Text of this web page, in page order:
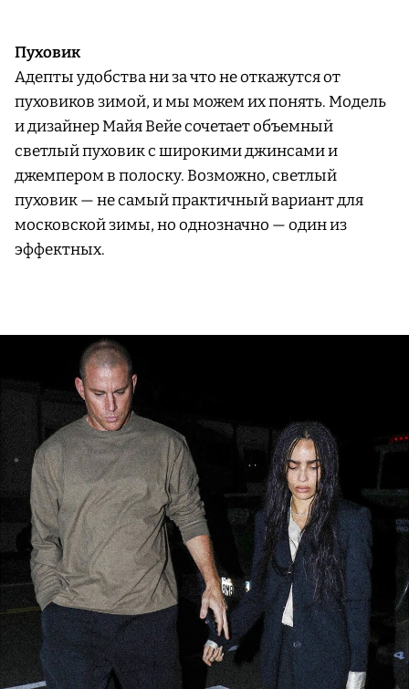
Пуховик
Адепты удобства ни за что не откажутся от
пуховиков зимой, и мы можем их понять. Модель
и дизайнер Майя Вейе сочетает объемный
светлый пуховик с широкими джинсами и
джемпером в полоску. Возможно, светлый
пуховик — не самый практичный вариант для
московской зимы, но однозначно — один из
эффектных.